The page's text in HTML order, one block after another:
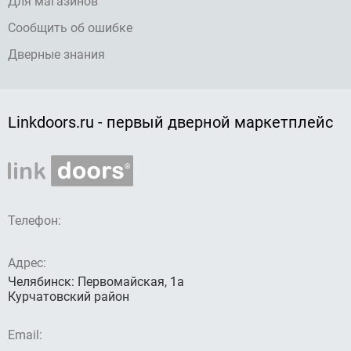
Сообщить об ошибке
Дверные знания
Linkdoors.ru - первый дверной маркетплейс
Телефон:
Адрес:
Челябинск: Первомайская, 1а
Курчатовский район
Email: